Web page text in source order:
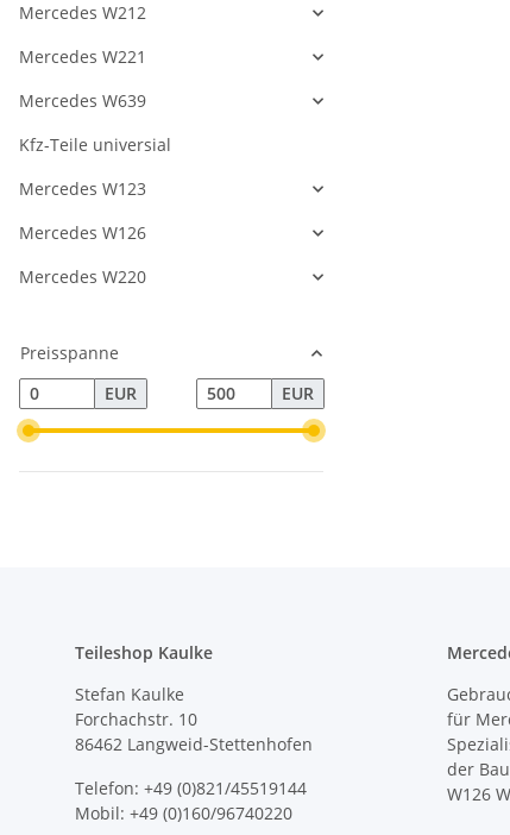
Mercedes W212
Mercedes W221
Mercedes W639
Kfz-Teile universial
Mercedes W123
Mercedes W126
Mercedes W220
Preisspanne
EUR
EUR
Teileshop Kaulke
Stefan Kaulke
Forchachstr. 10
86462 Langweid-Stettenhofen
Telefon: +49 (0)821/45519144
Mobil: +49 (0)160/96740220
für
der
W126